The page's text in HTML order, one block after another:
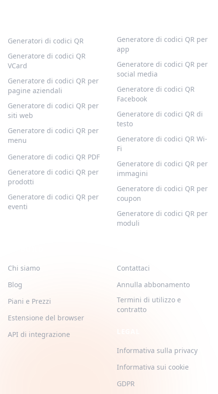
Generatori di codici QR
Generatore di codici QR
VCard
Generatore di codici QR per
pagine aziendali
Generatore di codici QR per
siti web
Generatore di codici QR per
menu
Generatore di codici QR PDF
Generatore di codici QR per
prodotti
Generatore di codici QR per
eventi
Generatore di codici QR per
app
Generatore di codici QR per
social media
Generatore di codici QR
Facebook
Generatore di codici QR di
testo
Generatore di codici QR Wi-
Fi
Generatore di codici QR per
immagini
Generatore di codici QR per
coupon
Generatore di codici QR per
moduli
Chi siamo
Blog
Piani e Prezzi
Estensione del browser
API di integrazione
Contattaci
Annulla abbonamento
Termini di utilizzo e
contratto
Informativa sulla privacy
Informativa sui cookie
GDPR